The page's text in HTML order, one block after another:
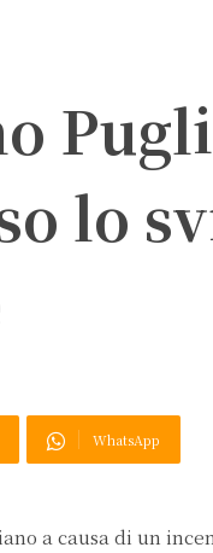
lo
WhatsApp
a causa di un